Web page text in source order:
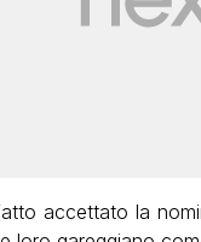
accettato la